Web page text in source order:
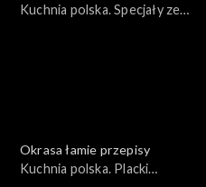
Kuchnia polska. Specjały ze
Okrasa łamie przepisy
Kuchnia polska. Placki